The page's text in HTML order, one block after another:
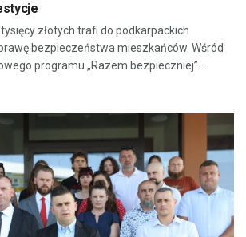
złotych trafi do podkarpackich
bezpieczeństwa mieszkańców. Wśród
programu „Razem bezpieczniej”...